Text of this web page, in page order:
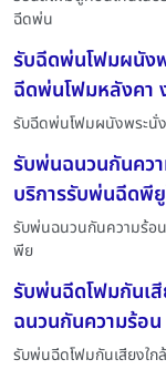
ฉีดพ่น
รับฉีดพ่นโฟมผนังพ
ฉีดพ่นโฟมหลังคา
รับฉีดพ่นโฟมผนังพระนั่
รับพ่นฉนวนกันคว
บริการรับพ่นฉีดพี
รับพ่นฉนวนกันความร้อ
พีย
รับพ่นฉีดโฟมกันเ
ฉนวนกันความร้อ
รับพ่นฉีดโฟมกันเสียงใ